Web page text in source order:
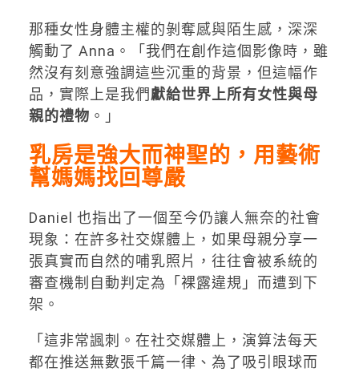
那種女性身體主權的剝奪感與陌生感，深深
觸動了 Anna。「我們在創作這個影像時，雖
然沒有刻意強調這些沉重的背景，但這幅作
品，實際上是我們獻給世界上所有女性與母
親的禮物 。」
乳房是強大而神聖的，用藝術
幫媽媽找回尊嚴
Daniel 也指出了一個至今仍讓人無奈的社會
現象：在許多社交媒體上，如果母親分享一
張真實而自然的哺乳照片，往往會被系統的
審查機制自動判定為「裸露違規」而遭到下
架。
「這非常諷刺。在社交媒體上，演算法每天
都在推送無數張千篇一律、為了吸引眼球而